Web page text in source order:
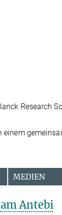
Research
MEDIEN
Antebi